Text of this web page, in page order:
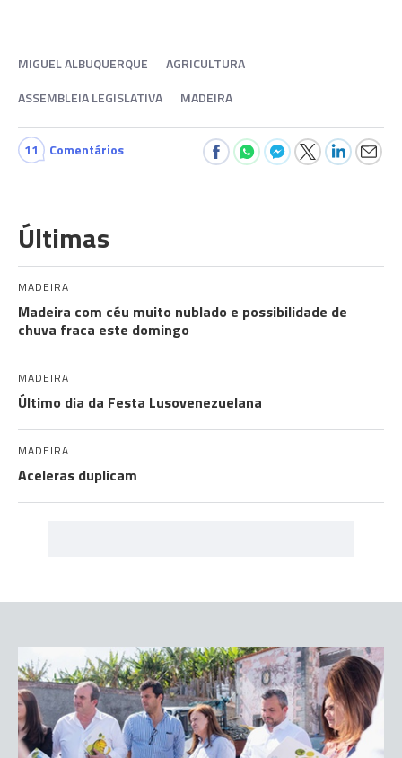
MIGUEL ALBUQUERQUE
AGRICULTURA
ASSEMBLEIA LEGISLATIVA
MADEIRA
11 Comentários
Últimas
MADEIRA
Madeira com céu muito nublado e possibilidade de
chuva fraca este domingo
MADEIRA
Último dia da Festa Lusovenezuelana
MADEIRA
Aceleras duplicam